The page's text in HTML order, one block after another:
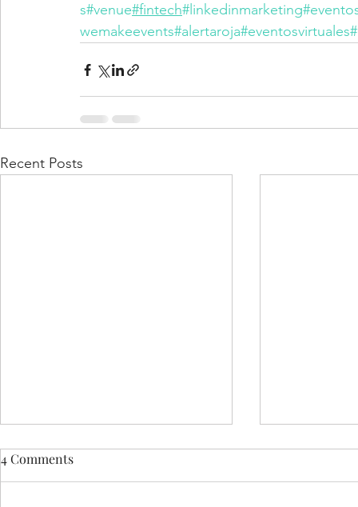
s#venue#fintech#linkedinmarketing
wemakeevents#alertaroja#eventosvirtuales
Recent Posts
4 Comments